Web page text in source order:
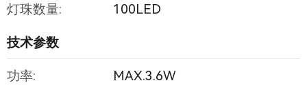
灯珠数量:
100LED
技术参数
功率:
MAX.3.6W